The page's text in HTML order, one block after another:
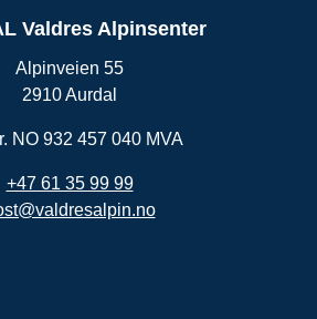
Valdres Alpinsenter
Alpinveien 55
2910 Aurdal
NO 932 457 040 MVA
+47 61 35 99 99